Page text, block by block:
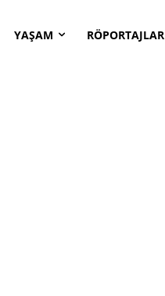
YAŞAM RÖPORTAJLAR